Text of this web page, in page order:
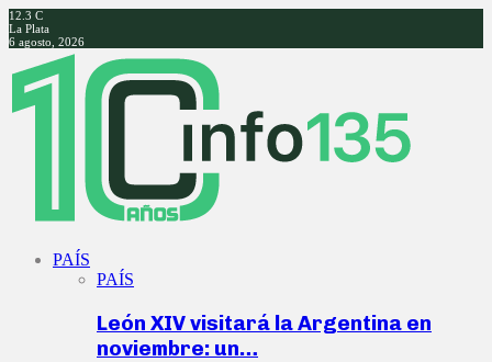
12.3 C
La Plata
6 agosto, 2026
Facebook
Twitter
Instagram
Youtube
PAÍS
PAÍS
León XIV visitará la Argentina en
noviembre: un…